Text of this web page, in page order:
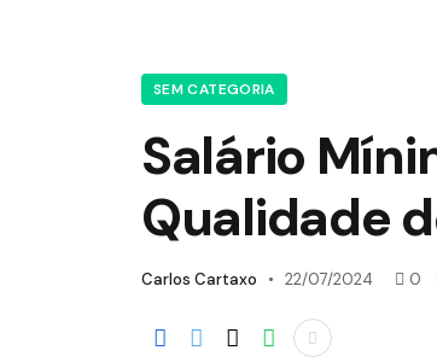
SEM CATEGORIA
Salário
Qualidade
Carlos Cartaxo 22/07/2024 0